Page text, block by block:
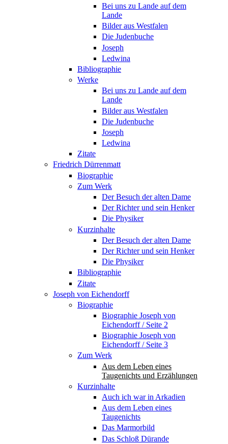
Bei uns zu Lande auf dem
Lande
Bilder aus Westfalen
Die Judenbuche
Joseph
Ledwina
Bibliographie
Werke
Bei uns zu Lande auf dem
Lande
Bilder aus Westfalen
Die Judenbuche
Joseph
Ledwina
Zitate
Friedrich Dürrenmatt
Biographie
Zum Werk
Der Besuch der alten Dame
Der Richter und sein Henker
Die Physiker
Kurzinhalte
Der Besuch der alten Dame
Der Richter und sein Henker
Die Physiker
Bibliographie
Zitate
Joseph von Eichendorff
Biographie
Biographie Joseph von
Eichendorff / Seite 2
Biographie Joseph von
Eichendorff / Seite 3
Zum Werk
Aus dem Leben eines
Taugenichts und Erzählungen
Kurzinhalte
Auch ich war in Arkadien
Aus dem Leben eines
Taugenichts
Das Marmorbild
Das Schloß Dürande